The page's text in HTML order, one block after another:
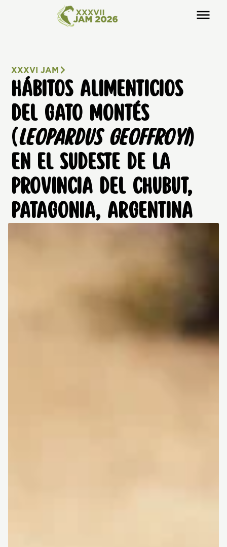
XXXVI JAM
HÁBITOS ALIMENTICIOS
DEL GATO MONTÉS
(LEOPARDUS GEOFFROYI)
EN EL SUDESTE DE LA
PROVINCIA DEL CHUBUT,
PATAGONIA, ARGENTINA